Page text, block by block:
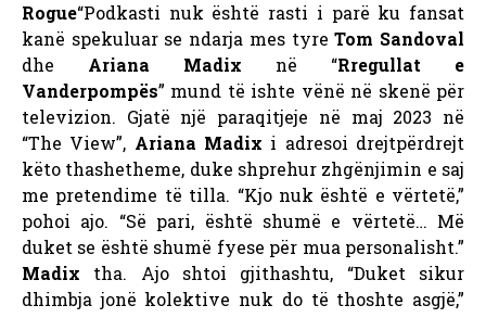
Rogue“Podkasti nuk është rasti i parë ku fansat
kanë spekuluar se ndarja mes tyreTom Sandoval
dhe Ariana Madix në “Rregullat e
Vanderpompës” mund të ishte vënë në skenë për
televizion. Gjatë një paraqitjeje në maj 2023 në
“The View”, Ariana Madix i adresoi drejtpërdrejt
këto thashetheme, duke shprehur zhgënjimin e saj
me pretendime të tilla. “Kjo nuk është e vërtetë,”
pohoi ajo. “Së pari, është shumë e vërtetë… Më
duket se është shumë fyese për mua personalisht.”
Madix tha. Ajo shtoi gjithashtu, “Duket sikur
dhimbja jonë kolektive nuk do të thoshte asgjë,”